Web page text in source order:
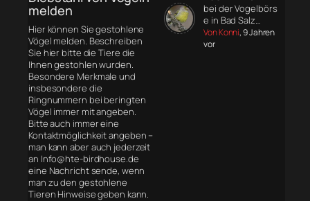
melden
Hier können Sie gestohlene
Vögel melden. Beschreiben
Sie hier bitte die Tiere die
Ihnen gestohlen wurden.
Besondere Merkmale und
insbesondere die
Ringnummern bei beringten
Vögel immer mit angeben.
Bitte auch immer eine
Kontaktmöglichkeit angeben –
man kann aber auch jederzeit
an Info@hte-birdhouse.de
eine Nachricht sende, wenn
man zu den gestohlene
Tieren Hinweise geben kann.
bei der Vogelbörs
e in Bad Salz…
Von Konni, 9 Jahren
vor